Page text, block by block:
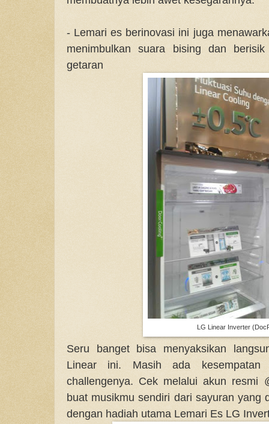
- Lemari es berinovasi ini juga
menimbulkan suara bising dan
getaran
LG Linear Inverter
Seru banget bisa menyaksikan
Linear ini. Masih ada
challengenya. Cek melalui akun resmi
buat musikmu sendiri dari sayuran yang
dengan hadiah utama Lemari Es LG